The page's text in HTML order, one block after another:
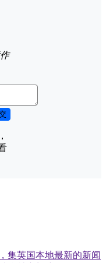
集英国本地最新的新闻